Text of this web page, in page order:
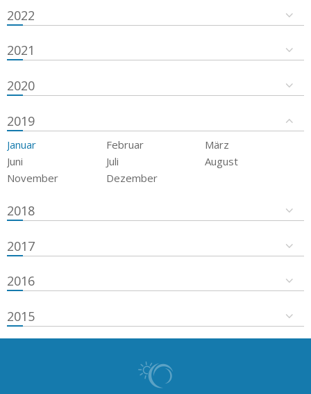
2022
2021
2020
2019
Januar Februar
März
Juni
Juli
August
November
Dezember
2018
2017
2016
2015